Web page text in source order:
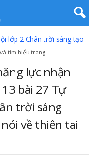
lớp 2 Chân trời sáng tạo
tìm hiểu trang...
lực nhận
bài 27 Tự
trời sáng
về thiên tai